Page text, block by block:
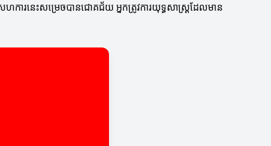
ការនេះសម្រេចបានជោគជ័យ អ្នកត្រូវការយុទ្ធសាស្ត្រដែលមាន